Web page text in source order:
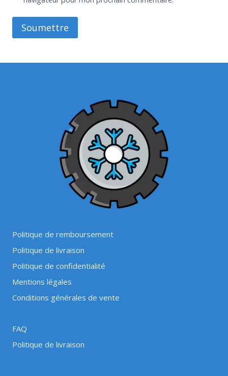
Politique de remboursement
Politique de livraison
Politique de confidentialité
Mentions légales
Conditions générales de vente
FAQ
Politique de livraison